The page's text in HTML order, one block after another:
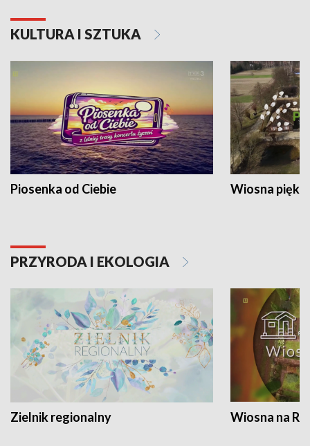
KULTURA I SZTUKA
Piosenka od Ciebie Wiosna
PRZYRODA I EKOLOGIA
Zielnik regionalny Wiosna na